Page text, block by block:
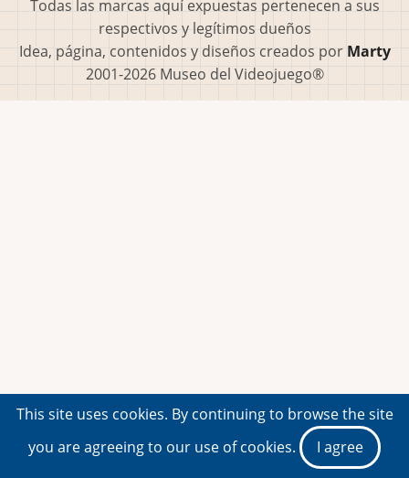
Todas las marcas aquí expuestas pertenecen a sus
respectivos y legítimos dueños
Idea, página, contenidos y diseños creados por Marty
2001-2026 Museo del Videojuego®
This site uses cookies. By continuing to browse the site
you are agreeing to our use of cookies.
I agree